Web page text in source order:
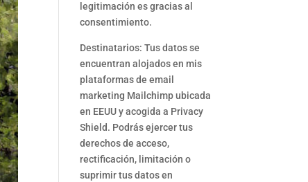
legitimación es gracias al
consentimiento.
Destinatarios: Tus datos se
encuentran alojados en mis
plataformas de email
marketing Mailchimp ubicada
en EEUU y acogida a Privacy
Shield. Podrás ejercer tus
derechos de acceso,
rectificación, limitación o
suprimir tus datos en